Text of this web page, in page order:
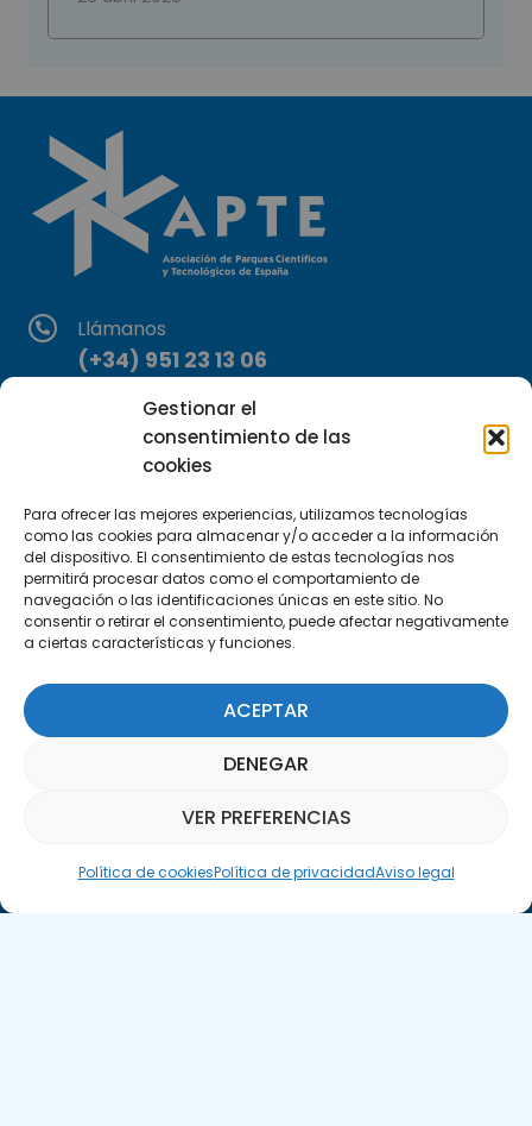
Gestionar el
consentimiento de las
cookies
Para ofrecer las mejores experiencias, utilizamos tecnologías
como las cookies para almacenar y/o acceder a la información
del dispositivo. El consentimiento de estas tecnologías nos
permitirá procesar datos como el comportamiento de
navegación o las identificaciones únicas en este sitio. No
consentir o retirar el consentimiento, puede afectar negativamente
a ciertas características y funciones.
ACEPTAR
DENEGAR
VER PREFERENCIAS
Política de cookiesPolítica de privacidadAviso legal
Llámanos
(+34) 951 23 13 06
Escríbenos
info@apte.org
Encuéntranos
C/Marie Curie, 35
29590 Campanillas, Málaga
Suscríbete a nuestra Newsletter
SUSCRÍBETE AQUÍ